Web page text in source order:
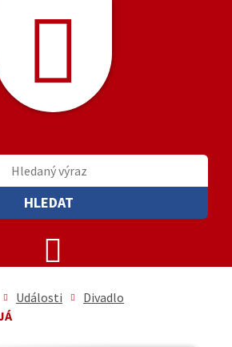
HLEDAT
Události
Divadlo